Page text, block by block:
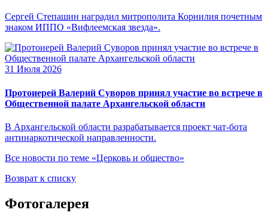
Сергей Степашин наградил митрополита Корнилия почетным
знаком ИППО «Вифлеемская звезда».
31 Июля 2026
Протоиерей Валерий Суворов принял участие во встрече в
Общественной палате Архангельской области
В Архангельской области разрабатывается проект чат-бота
антинаркотической направленности.
Все новости по теме «Церковь и общество»
Возврат к списку
Фотогалерея